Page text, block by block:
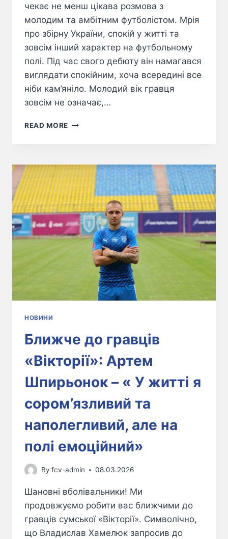
чекає не менш цікава розмова з
молодим та амбітним футболістом. Мрія
про збірну України, спокій у житті та
зовсім інший характер на футбольному
полі. Під час свого дебюту він намагався
виглядати спокійним, хоча всередині все
ніби кам’яніло. Молодий вік гравця
зовсім не означає,…
READ MORE
НОВИНИ
Ближче до гравців
«Вікторії»: Артем
Шпирьонок – « У житті я
сором’язливий та
наполегливий, але на
полі емоційний»
By fcv-admin 08.03.2026
Шановні вболівальники! Ми
продовжуємо робити вас ближчими до
гравців сумської «Вікторії». Символічно,
що Владислав Хамелюк запросив до